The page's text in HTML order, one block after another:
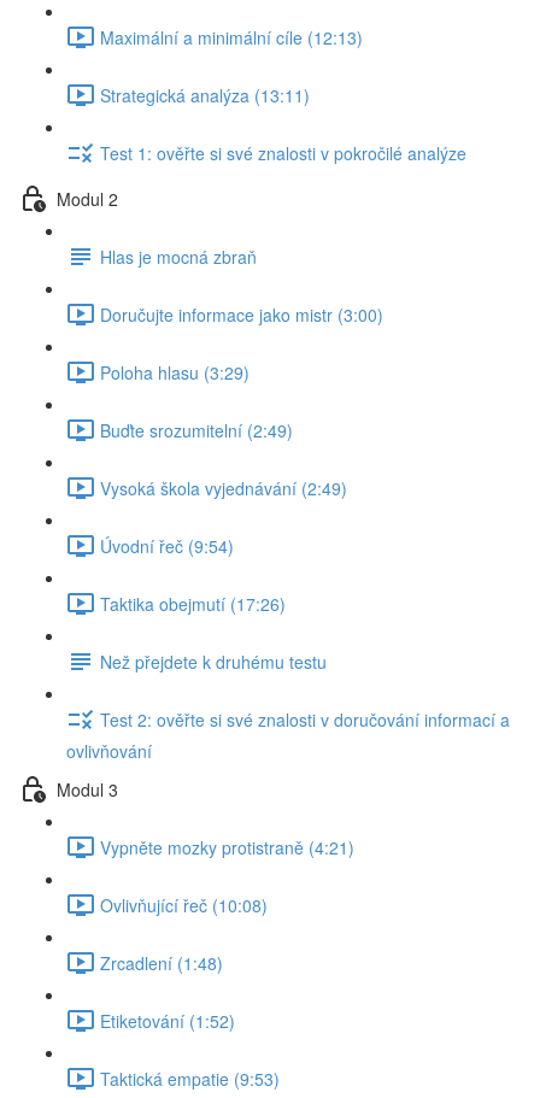
Maximální a minimální cíle (12:13)
Strategická analýza (13:11)
Test 1: ověřte si své znalosti v pokročilé analýze
Modul 2
Hlas je mocná zbraň
Doručujte informace jako mistr (3:00)
Poloha hlasu (3:29)
Buďte srozumitelní (2:49)
Vysoká škola vyjednávání (2:49)
Úvodní řeč (9:54)
Taktika obejmutí (17:26)
Než přejdete k druhému testu
Test 2: ověřte si své znalosti v doručování informací a
ovlivňování
Modul 3
Vypněte mozky protistraně (4:21)
Ovlivňující řeč (10:08)
Zrcadlení (1:48)
Etiketování (1:52)
Taktická empatie (9:53)